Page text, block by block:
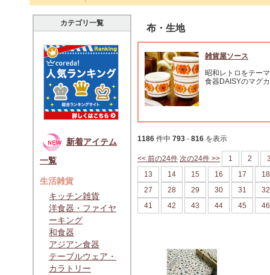
カテゴリ一覧
新着アイテム
一覧
生活雑貨
キッチン雑貨
洋食器・ファイヤ
ーキング
和食器
アジアン食器
テーブルウェア・
カラトリー
布・生地
雑貨屋ソース
昭和レトロをテー
食器DAISYのマグ
1186 件中 793 - 816 を表示
<< 前の24件 次の24件 >> 1 2
13
14 15 16 17
18
27
28 29 30 31
32
41
42 43 44 45 46